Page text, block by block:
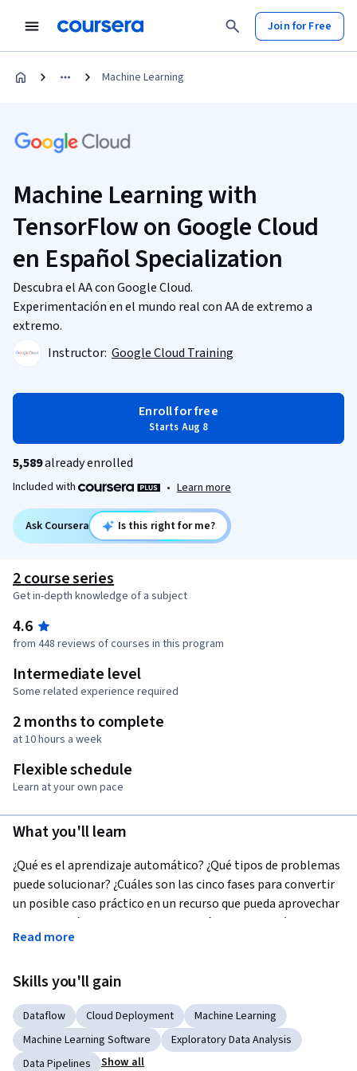
Join for Free
Machine Learning
Machine Learning with
TensorFlow on Google Cloud
en Español Specialization
Descubra el AA con Google Cloud.
Experimentación en el mundo real con AA de extremo a
extremo.
Instructor: Google Cloud Training
Enroll for free
Starts Aug 8
5,589already enrolled
Included with • Learn more
Ask Coursera Is this right for me?
2 course series
Get in-depth knowledge of a subject
4.6
from 448 reviews of courses in this program
Intermediate level
Some related experience required
2 months to complete
at 10 hours a week
Flexible schedule
Learn at your own pace
What you'll learn
¿Qué es el aprendizaje automático? ¿Qué tipos de problemas
puede solucionar? ¿Cuáles son las cinco fases para convertir
un posible caso práctico en un recurso que pueda aprovechar
la tecnología de aprendizaje automático? ¿Por qué es
importante no saltarse fases? ¿Por qué las redes neuronales
aprendizaje supervisado y encontrar una buena solución
forma meditada de crear conjuntos de datos? Aprenda a
escribir modelos de aprendizaje automático distribuido que
escalen en Tensorflow y que brinden predicciones de alto
Read more
Skills you'll gain
Dataflow Cloud Deployment
Machine Learning
Machine Learning Software
Exploratory Data Analysis
Data Pipelines
Show all